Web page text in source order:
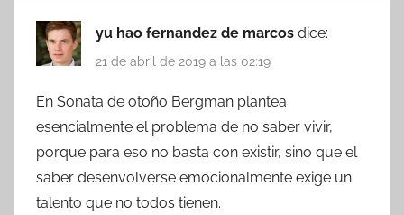
yu hao fernandez de marcos dice:
21 de abril de 2019 a las 02:19
En Sonata de otoño Bergman plantea
esencialmente el problema de no saber vivir,
porque para eso no basta con existir, sino que el
saber desenvolverse emocionalmente exige un
talento que no todos tienen.